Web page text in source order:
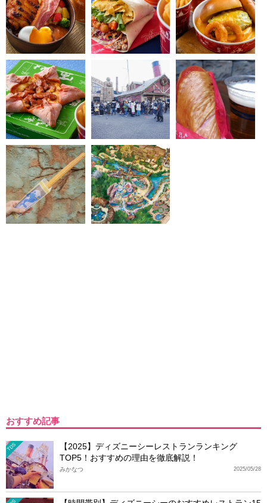
おすすめ記事
TDS
【2025】ディズニーシーレストランランキング
TOP5！おすすめの理由を徹底解説！
2025/05/28
みかなつ